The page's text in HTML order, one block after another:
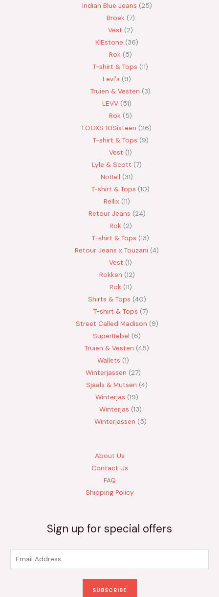
Indian Blue Jeans 25
Broek 7
Vest
2
KIEstone
36
Rok
5
T-shirt & Tops 11
Levi's
9
Truien & Vesten
3
LEVV 51
Rok
5
LOOXS 10Sixteen
26
T-shirt & Tops 9
Vest 1
Lyle & Scott 7
NoBell
31
T-shirt & Tops 10
Rellix 11
Retour Jeans 24
Rok 2
T-shirt & Tops 13
Retour Jeans x Touzani 4
Vest 1
Rokken 12
Rok 11
Shirts & Tops 40
T-shirt & Tops 7
Street Called Madison 9
SuperRebel
6
Truien & Vesten 45
Wallets 1
Winterjassen
27
Sjaals & Mutsen 4
Winterjas 19
Winterjas 13
Winterjassen
5
About Us
Contact Us
FAQ
Shipping Policy
Sign up for special offers
m
SUBSCRIBE